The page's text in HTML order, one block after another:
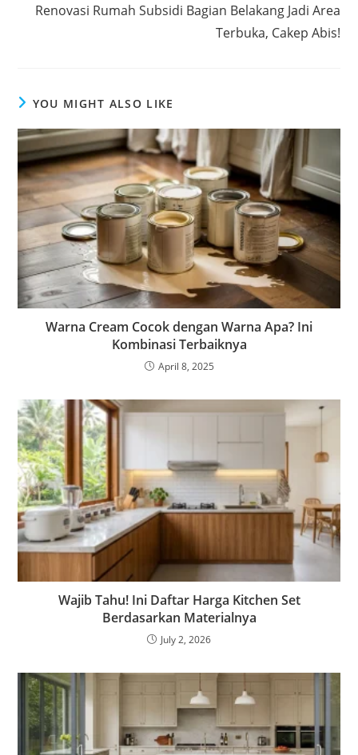
Renovasi Rumah Subsidi Bagian Belakang Jadi Area
Terbuka, Cakep Abis!
YOU MIGHT ALSO LIKE
Warna Cream Cocok dengan Warna Apa? Ini
Kombinasi Terbaiknya
April 8, 2025
Wajib Tahu! Ini Daftar Harga Kitchen Set
Berdasarkan Materialnya
July 2, 2026